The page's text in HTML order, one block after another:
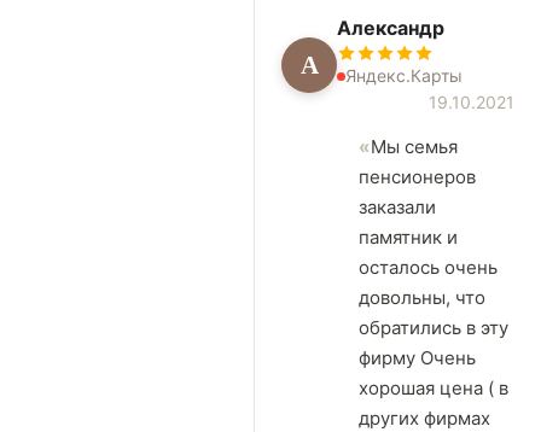
А
Александр
Яндекс.Карты
19.10.2021
Мы семья
пенсионеров
заказали
памятник и
осталось очень
довольны, что
обратились в эту
фирму Очень
хорошая цена ( в
других фирмах